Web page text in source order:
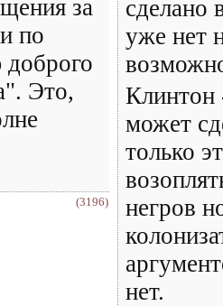
за
по
доброго
Это,
(3196)
сделано
уже нет
Клинтон
может
только
негров
нет.